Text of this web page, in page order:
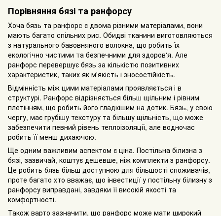
Порівняння бязі та ранфорсу
Хоча бязь та ранфорс є двома різними матеріалами, вони
мають багато спільних рис. Обидві тканини виготовляються
з натурального бавовняного волокна, що робить їх
екологічно чистими та безпечними для здоров'я. Але
ранфорс перевершує бязь за кількістю позитивних
характеристик, таких як м'якість і зносостійкість.
Відмінність між цими матеріалами проявляється і в
структурі. Ранфорс відрізняється більш щільним і рівним
плетінням, що робить його гладкішим на дотик. Бязь, у свою
чергу, має грубішу текстуру та більшу щільність, що може
забезпечити певний рівень теплоізоляції, але водночас
робить її менш дихаючою.
Ще одним важливим аспектом є ціна. Постільна білизна з
бязі, зазвичай, коштує дешевше, ніж комплекти з ранфорсу.
Це робить бязь більш доступною для більшості споживачів,
проте багато хто вважає, що інвестиції у постільну білизну з
ранфорсу виправдані, завдяки її високій якості та
комфортності.
Також варто зазначити, що ранфорс може мати широкий